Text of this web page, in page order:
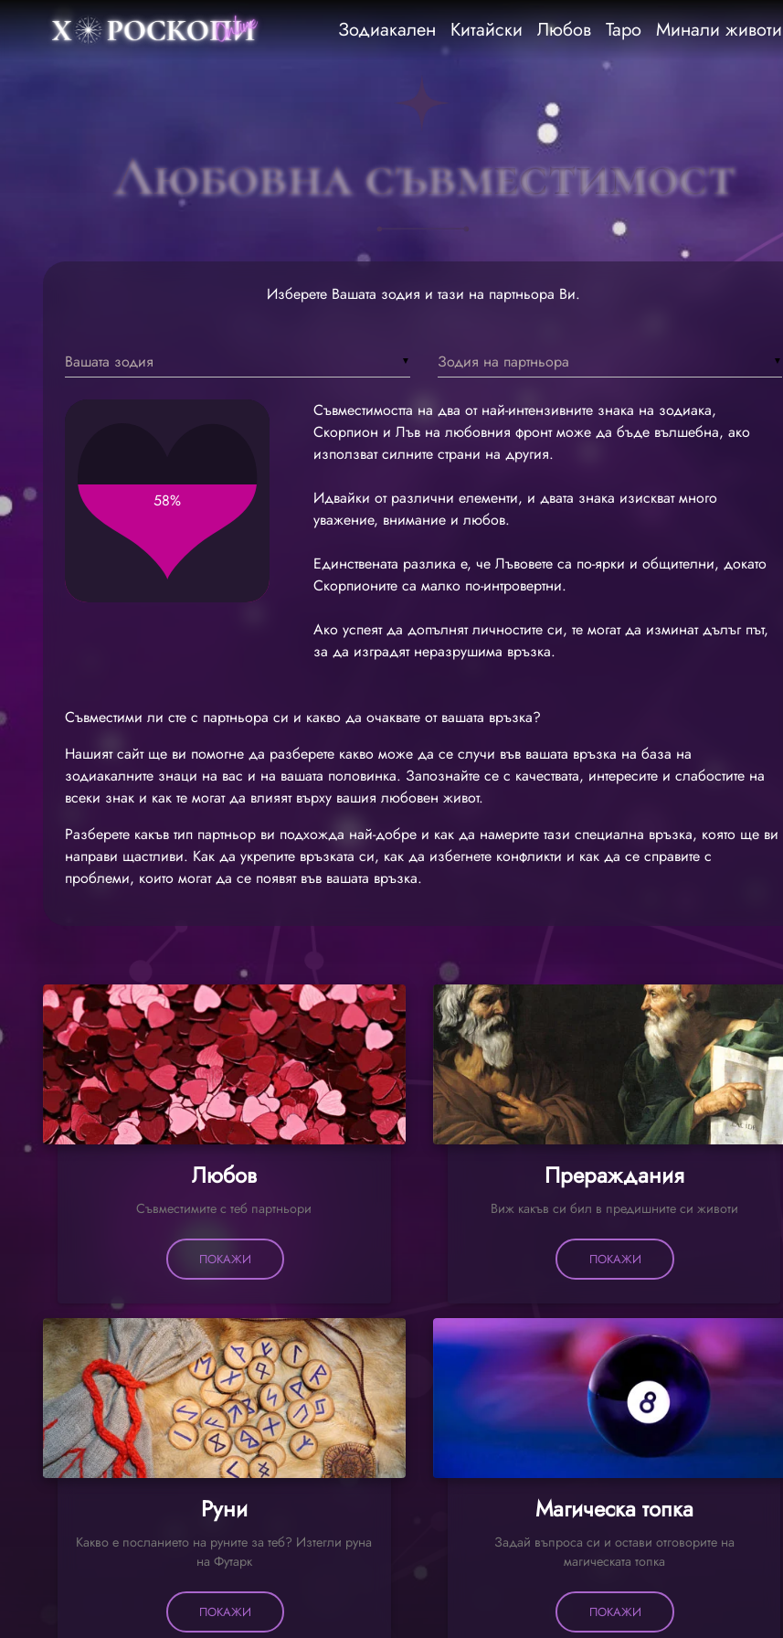
Зодиакален Китайски Любов Таро Минали животи
Любовна съвместимост
Изберете Вашата зодия и тази на партньора Ви.
▼
Вашата зодия ▼
Зодия на партньора
58%
Съвместимостта на два от най-интензивните знака на зодиака,
Скорпион и Лъв на любовния фронт може да бъде вълшебна, ако
използват силните страни на другия.
Идвайки от различни елементи, и двата знака изискват много
уважение, внимание и любов.
Единствената разлика е, че Лъвовете са по-ярки и общителни, докато
Скорпионите са малко по-интровертни.
Ако успеят да допълнят личностите си, те могат да изминат дълъг път,
за да изградят неразрушима връзка.
Съвместими ли сте с партньора си и какво да очаквате от вашата връзка?
Нашият сайт ще ви помогне да разберете какво може да се случи във вашата връзка на база на
зодиакалните знаци на вас и на вашата половинка. Запознайте се с качествата, интересите и слабостите на
всеки знак и как те могат да влияят върху вашия любовен живот.
Разберете какъв тип партньор ви подхожда най-добре и как да намерите тази специална връзка, която ще ви
направи щастливи. Как да укрепите връзката си, как да избегнете конфликти и как да се справите с
проблеми, които могат да се появят във вашата връзка.
Любов
Съвместимите с теб партньори
ПОКАЖИ
Прераждания
Виж какъв си бил в предишните си животи
ПОКАЖИ
Руни
Какво е посланието на руните за теб? Изтегли руна
на Футарк
ПОКАЖИ
Магическа топка
Задай въпроса си и остави отговорите на
магическата топка
ПОКАЖИ